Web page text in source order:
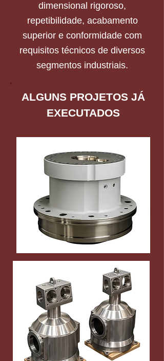
dimensional rigoroso,
repetibilidade, acabamento
superior e conformidade com
requisitos técnicos de diversos
segmentos industriais.
ALGUNS PROJETOS JÁ
EXECUTADOS